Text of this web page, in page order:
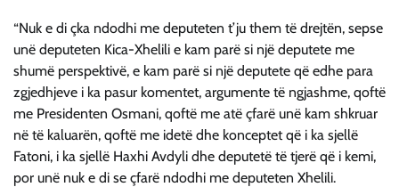
“Nuk e di çka ndodhi me deputeten t’ju them të drejtën, sepse
unë deputeten Kica-Xhelili e kam parë si një deputete me
shumë perspektivë, e kam parë si një deputete që edhe para
zgjedhjeve i ka pasur komentet, argumente të ngjashme, qoftë
me Presidenten Osmani, qoftë me atë çfarë unë kam shkruar
në të kaluarën, qoftë me idetë dhe konceptet që i ka sjellë
Fatoni, i ka sjellë Haxhi Avdyli dhe deputetë të tjerë që i kemi,
por unë nuk e di se çfarë ndodhi me deputeten Xhelili.